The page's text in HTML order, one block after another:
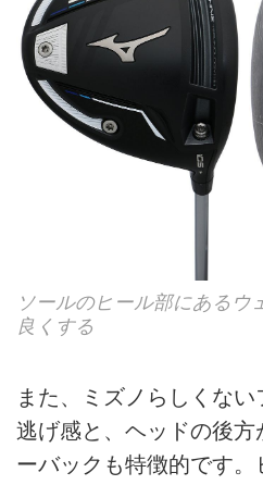
ソールのヒール部にあるウ
良くする
また、ミズノらしくな
逃げ感と、ヘッドの後方
ーバックも特徴的です